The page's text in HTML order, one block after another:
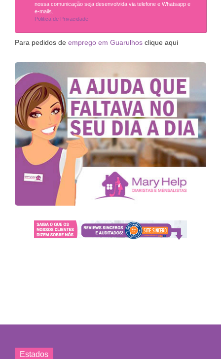
nossa comunicação seja desenvolvida via telefone e Whatsapp e
e-mails.
Politica de Privacidade
Para pedidos de emprego em Guarulhos clique aqui
Estados